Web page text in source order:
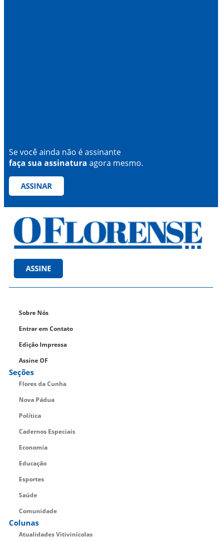
Se você ainda não é assinante
faça sua assinatura agora mesmo.
ASSINAR
ASSINE
Sobre Nós
Entrar em Contato
Edição Impressa
Assine OF
Seções
Flores da Cunha
Nova Pádua
Política
Cadernos Especiais
Economia
Educação
Esportes
Saúde
Comunidade
Colunas
Atualidades Vitivinícolas